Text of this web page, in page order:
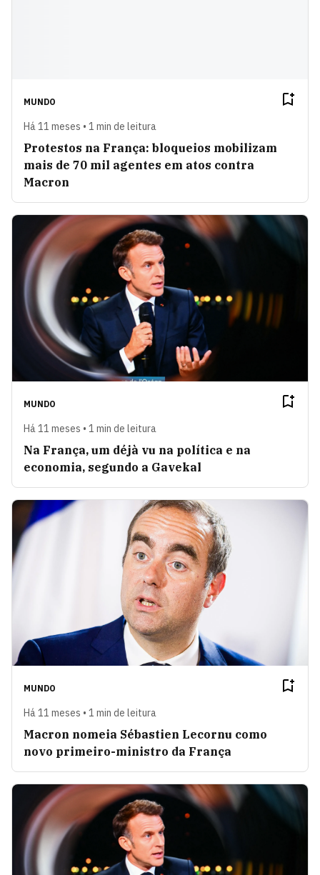
MUNDO
Há 11 meses • 1 min de leitura
Protestos na França: bloqueios mobilizam
mais de 70 mil agentes em atos contra
Macron
MUNDO
Há 11 meses • 1 min de leitura
Na França, um déjà vu na política e na
economia, segundo a Gavekal
MUNDO
Há 11 meses • 1 min de leitura
Macron nomeia Sébastien Lecornu como
novo primeiro-ministro da França